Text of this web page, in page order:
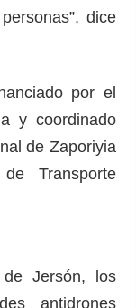
dice
por el
y coordinado
de Zaporiyia
Transporte
Jersón, los
antidrones